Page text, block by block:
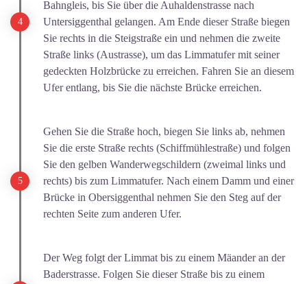
Bahngleis, bis Sie über die Auhaldenstrasse nach
Untersiggenthal gelangen. Am Ende dieser Straße biegen
Sie rechts in die Steigstraße ein und nehmen die zweite
Straße links (Austrasse), um das Limmatufer mit seiner
gedeckten Holzbrücke zu erreichen. Fahren Sie an diesem
Ufer entlang, bis Sie die nächste Brücke erreichen.
Gehen Sie die Straße hoch, biegen Sie links ab, nehmen
Sie die erste Straße rechts (Schiffmühlestraße) und folgen
Sie den gelben Wanderwegschildern (zweimal links und
rechts) bis zum Limmatufer. Nach einem Damm und einer
Brücke in Obersiggenthal nehmen Sie den Steg auf der
rechten Seite zum anderen Ufer.
Der Weg folgt der Limmat bis zu einem Mäander an der
Baderstrasse. Folgen Sie dieser Straße bis zu einem